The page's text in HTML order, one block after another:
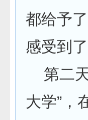
都给予
感受到
第二天
大学”，